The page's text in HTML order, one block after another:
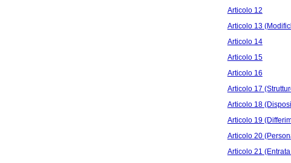
Articolo 12
Articolo 13
Articolo 14
Articolo 15
Articolo 16
Articolo 17
Articolo 18
Articolo 19
Articolo 20
Articolo 21